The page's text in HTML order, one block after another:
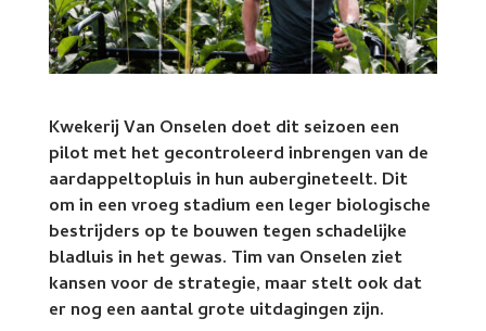
Kwekerij Van Onselen doet dit seizoen een
pilot met het gecontroleerd inbrengen van de
aardappeltopluis in hun aubergineteelt. Dit
om in een vroeg stadium een leger biologische
bestrijders op te bouwen tegen schadelijke
bladluis in het gewas. Tim van Onselen ziet
kansen voor de strategie, maar stelt ook dat
er nog een aantal grote uitdagingen zijn.